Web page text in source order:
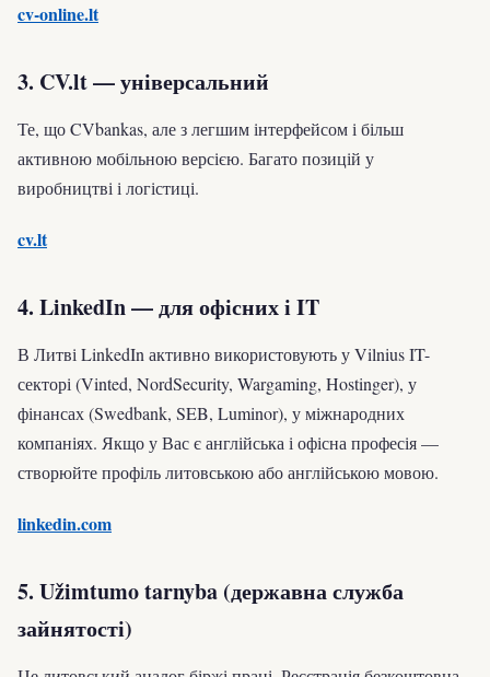
cv-online.lt
3. CV.lt — універсальний
Те, що CVbankas, але з легшим інтерфейсом і більш
активною мобільною версією. Багато позицій у
виробництві і логістиці.
cv.lt
4. LinkedIn — для офісних і IT
В Литві LinkedIn активно використовують у Vilnius IT-
секторі (Vinted, NordSecurity, Wargaming, Hostinger), у
фінансах (Swedbank, SEB, Luminor), у міжнародних
компаніях. Якщо у Вас є англійська і офісна професія —
створюйте профіль литовською або англійською мовою.
linkedin.com
5. Užimtumo tarnyba (державна служба
зайнятості)